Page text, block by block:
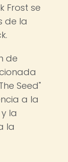
Frost se
de la
de
Seed"
a la
la
la